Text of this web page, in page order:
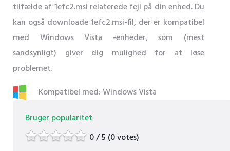
tilfælde af 1efc2.msi relaterede fejl på din enhed. Du
kan også downloade 1efc2.msi-fil, der er kompatibel
med Windows Vista -enheder, som (mest
sandsynligt) giver dig mulighed for at løse
problemet.
Kompatibel med: Windows Vista
Bruger popularitet
0 / 5 (0 votes)